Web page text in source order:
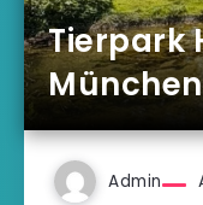
Tierpark
München
Admin